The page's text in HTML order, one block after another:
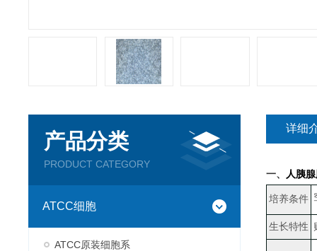
产品分类
PRODUCT CATEGORY
ATCC细胞
ATCC原装细胞系
详细
一、 人胰
培养条件
生长特性